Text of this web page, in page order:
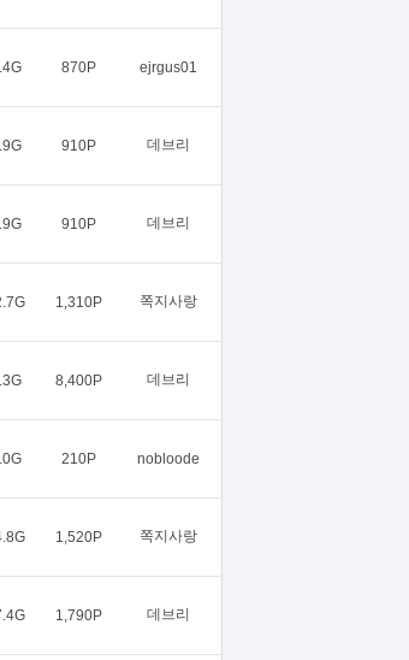
870P ejrgus01
910P 데브리
910P 데브리
1,310P 쪽지사랑
8,400P 데브리
210P nobloode
1,520P 쪽지사랑
1,790P 데브리